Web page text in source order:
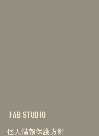
FAB STUDIO
個人情報保護方針